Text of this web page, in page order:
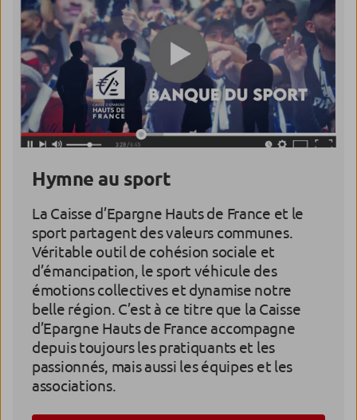
Hymne au sport
La Caisse d’Epargne Hauts de France et le
sport partagent des valeurs communes.
Véritable outil de cohésion sociale et
d’émancipation, le sport véhicule des
émotions collectives et dynamise notre
belle région. C’est à ce titre que la Caisse
d’Epargne Hauts de France accompagne
depuis toujours les pratiquants et les
passionnés, mais aussi les équipes et les
associations.